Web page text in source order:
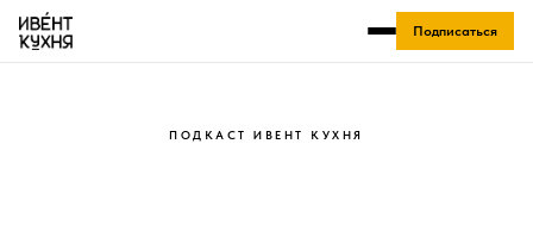
Подписаться
ПОДКАСТ ИВЕНТ КУХНЯ